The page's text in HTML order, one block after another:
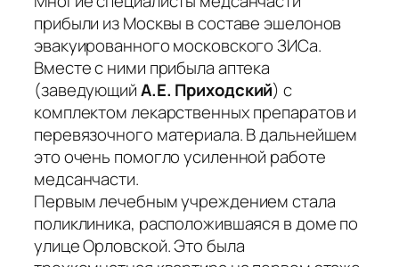
прибыли из Москвы в составе эшелонов
эвакуированного московского ЗИСа.
Вместе с ними прибыла аптека
(заведующийА.Е. Приходский) с
комплектом лекарственных препаратов и
перевязочного материала. В дальнейшем
это очень помогло усиленной работе
медсанчасти.
Первым лечебным учреждением стала
поликлиника, расположившаяся в доме по
улице Орловской. Это была